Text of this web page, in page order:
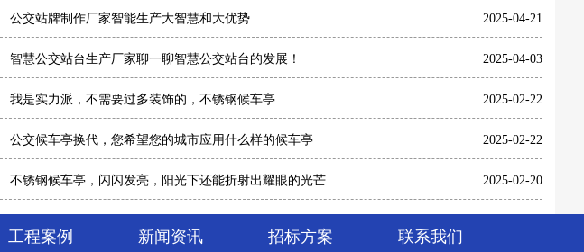
公交站牌制作厂家智能生产大智慧和大优势 2025-04-21
智慧公交站台生产厂家聊一聊智慧公交站台的发展！ 2025-04-03
我是实力派，不需要过多装饰的，不锈钢候车亭 2025-02-22
公交候车亭换代，您希望您的城市应用什么样的候车亭 2025-02-22
不锈钢候车亭，闪闪发亮，阳光下还能折射出耀眼的光芒 2025-02-20
工程案例 新闻资讯 招标方案 联系我们